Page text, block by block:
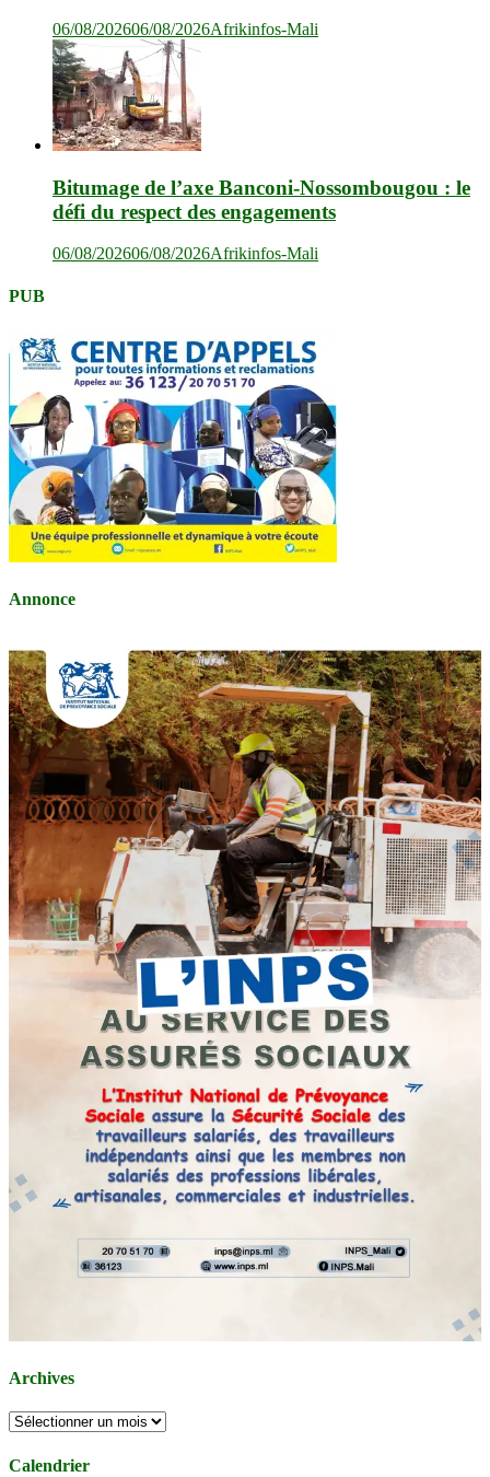
06/08/202606/08/2026Afrikinfos-Mali
Bitumage de l’axe Banconi-Nossombougou : le
défi du respect des engagements
06/08/202606/08/2026Afrikinfos-Mali
PUB
Annonce
Archives
Archives
Calendrier